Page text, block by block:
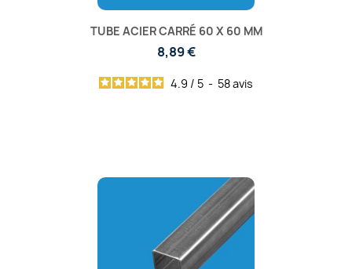
TUBE ACIER CARRÉ 60 X 60 MM
8,89 €
4.9 / 5 - 58avis